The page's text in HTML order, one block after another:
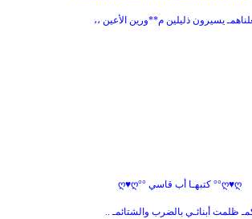
يسيرون ذليلين م**ورين الأعين ،،
ღ♥ღ°° كتبهـا أب قاسي °°ღ♥ღ
ظلمت أبنائـي بالضرب والشتائمـ ..